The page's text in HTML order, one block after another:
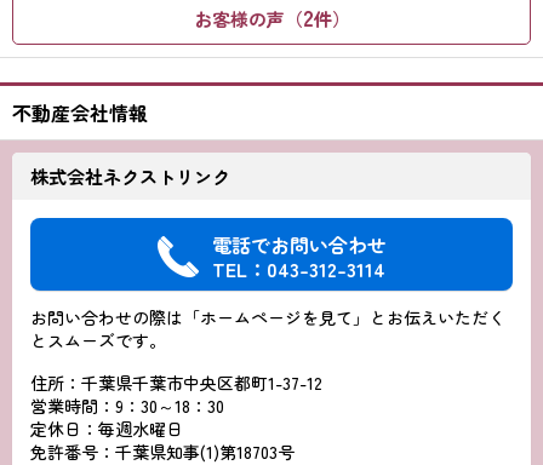
お客様の声（2件）
不動産会社情報
株式会社ネクストリンク
電話でお問い合わせ
TEL：043-312-3114
お問い合わせの際は「ホームページを見て」とお伝えいただく
とスムーズです。
住所：千葉県千葉市中央区都町1-37-12
営業時間：9：30～18：30
定休日：毎週水曜日
免許番号：千葉県知事(1)第18703号